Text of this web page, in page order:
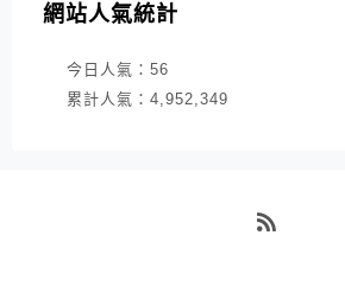
網站人氣統計
今日人氣： 56
累計人氣： 4,952,349